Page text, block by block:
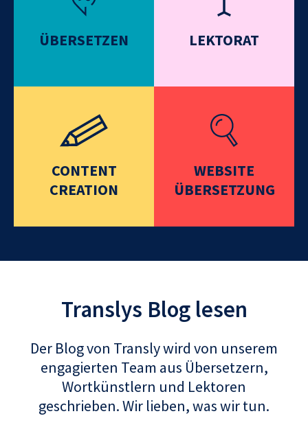
ÜBERSETZEN LEKTORAT
CONTENT
CREATION
WEBSITE
ÜBERSETZUNG
Translys Blog lesen
Der Blog von Transly wird von unserem
engagierten Team aus Übersetzern,
Wortkünstlern und Lektoren
geschrieben. Wir lieben, was wir tun.